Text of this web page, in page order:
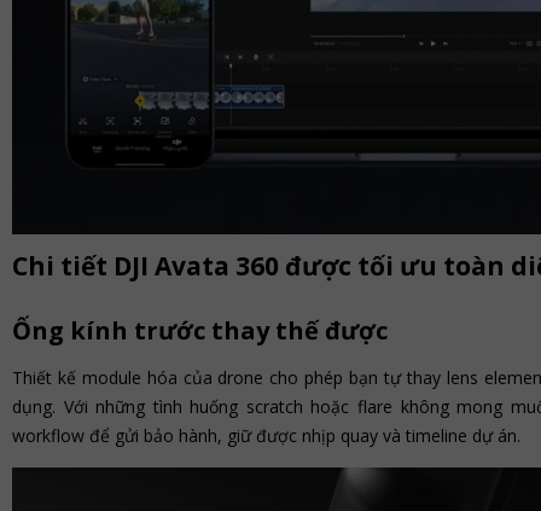
Chi tiết DJI Avata 360 được tối ưu toàn
Ống kính trước thay thế được
Thiết kế module hóa của drone cho phép bạn tự thay lens
dụng. Với những tình huống scratch hoặc flare không mong
workflow để gửi bảo hành, giữ được nhịp quay và timeline dự án.